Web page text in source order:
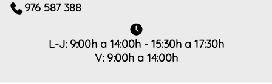
976 587 388
L-J: 9:00h a 14:00h - 15:30h a 17:30h
V: 9:00h a 14:00h